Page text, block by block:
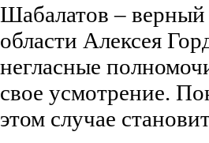
Шабалатов – верный
области Алексея
негласные
свое усмотрение.
этом случае